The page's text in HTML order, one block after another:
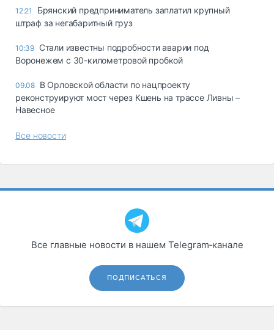
12:21
Брянский предприниматель заплатил крупный
штраф за негабаритный груз
10:39 Стали известны подробности аварии под
Воронежем с 30-километровой пробкой
09.08 В Орловской области по нацпроекту
реконструируют мост через Кшень на трассе Ливны –
Навесное
Все новости
Все главные новости в нашем Telegram‑канале
ПОДПИСАТЬСЯ